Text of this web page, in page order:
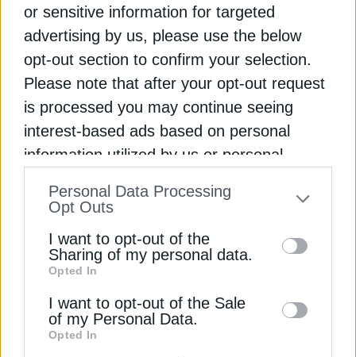
or sensitive information for targeted
advertising by us, please use the below
opt-out section to confirm your selection.
Please note that after your opt-out request
is processed you may continue seeing
interest-based ads based on personal
information utilized by us or personal
to your opt-out. You may separately opt-out
information by third parties on the IAB’s list
of downstream participants. This
information may also be disclosed by us to
third parties on theIAB’s List of
Downstream Participants
Personal Data Processing
Opt Outs
I want to opt-out of the
Sharing of my personal data.
Opted In
I want to opt-out of the Sale
of my Personal Data.
Opted In
Ανάκαμψης, οι αλλαγές που έρχονται
Απορρίμματα: Τις επόμενες εβδομάδες οι
υπογραφές για 4 μονάδες ύψους 620 εκατ.
ΕΣΠΑ ΘΕΣΣΑΛΙΑ ΝΙΚΟΣ ΠΑΠΑΘΑΝΑΣΗΣ
ΥΠΟΥΡΓΕΙΟ ΕΘΝΙΚΗΣ ΟΙΚΟΝΟΜΙΑΣ ΚΑΙ ΟΙΚΟΝΟΜΙΚΩΝ
ΦΥΣΙΚΕΣ ΚΑΤΑΣΤΡΟΦΕΣ ΧΡΗΜΑΤΟΔΟΤΗΣΗ
ΔΕΊΤΕ ΕΠΊΣΗΣ